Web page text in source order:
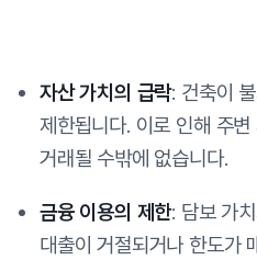
자산 가치의 급락: 건축이
제한됩니다. 이로 인해 주
거래될 수밖에 없습니다.
금융 이용의 제한: 담보 가
대출이 거절되거나 한도가